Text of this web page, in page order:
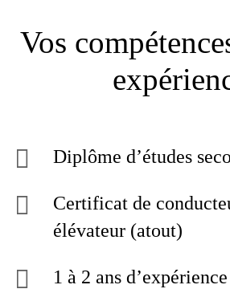
Vos
Diplôme d’études
Certificat de
élévateur (atout)
1 à 2 ans